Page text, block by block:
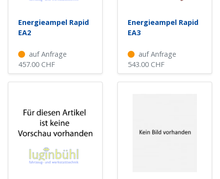
Energieampel Rapid
EA2
auf Anfrage
457.00 CHF
Energieampel Rapid
EA3
auf Anfrage
543.00 CHF